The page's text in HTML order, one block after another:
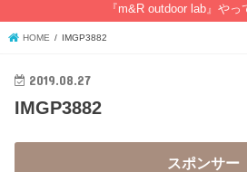
『m&R outdoor lab』やっ
HOME IMGP3882
2019.08.27
IMGP3882
スポンサー